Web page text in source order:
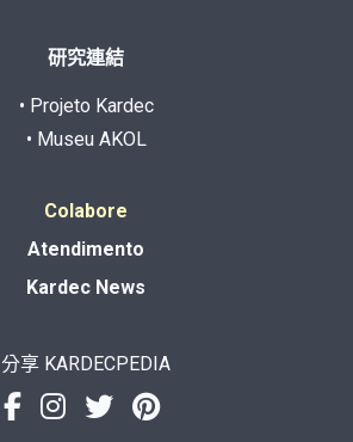
研究連結
• Projeto Kardec
• Museu AKOL
Colabore
Atendimento
Kardec News
分享 KARDECPEDIA